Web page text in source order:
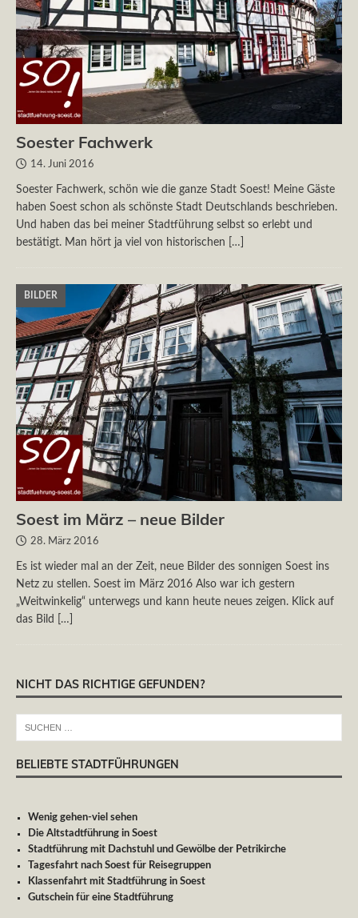
Soester Fachwerk
14. Juni 2016
Soester Fachwerk, schön wie die ganze Stadt Soest! Meine Gäste
haben Soest schon als schönste Stadt Deutschlands beschrieben.
Und haben das bei meiner Stadtführung selbst so erlebt und
bestätigt. Man hört ja viel von historischen
[…]
BILDER
Soest im März – neue Bilder
28. März 2016
Es ist wieder mal an der Zeit, neue Bilder des sonnigen Soest ins
Netz zu stellen. Soest im März 2016 Also war ich gestern
„Weitwinkelig“ unterwegs und kann heute neues zeigen. Klick auf
das Bild
[…]
NICHT DAS RICHTIGE GEFUNDEN?
BELIEBTE STADTFÜHRUNGEN
Wenig gehen-viel sehen
Die Altstadtführung in Soest
Stadtführung mit Dachstuhl und Gewölbe der Petrikirche
Tagesfahrt nach Soest für Reisegruppen
Klassenfahrt mit Stadtführung in Soest
Gutschein für eine Stadtführung